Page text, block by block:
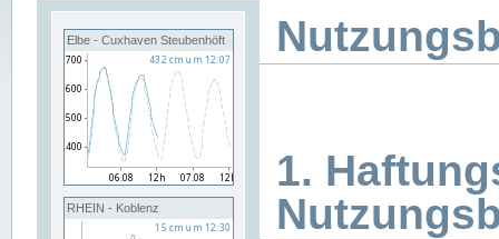
Elbe - Cuxhaven Steubenhöft
RHEIN - Koblenz
1.